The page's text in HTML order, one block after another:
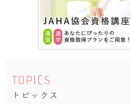
TOPICS
トピックス